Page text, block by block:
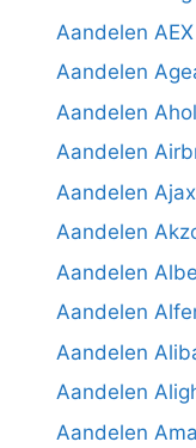
Aandelen
Aandelen
Aandelen
Aandelen
Aandelen
Aandelen
Aandelen
Aandelen
Aandelen
Aandelen
Aandelen